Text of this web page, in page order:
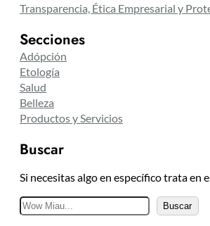
Transparencia, Ética Empresarial y
Secciones
Adópción
Etología
Salud
Belleza
Productos y Servicios
Buscar
Si necesitas algo en específico trata en
B
u
Buscar